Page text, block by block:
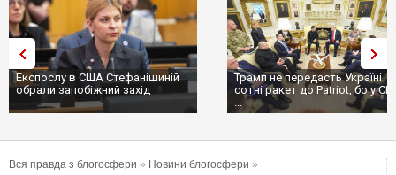
Експослу в США Стефанішиній
обрали запобіжний захід
Трамп не передасть Україні
сотні ракет до Patriot, бо у
...
Вся правда з блогосфери » Новини блогосфери »